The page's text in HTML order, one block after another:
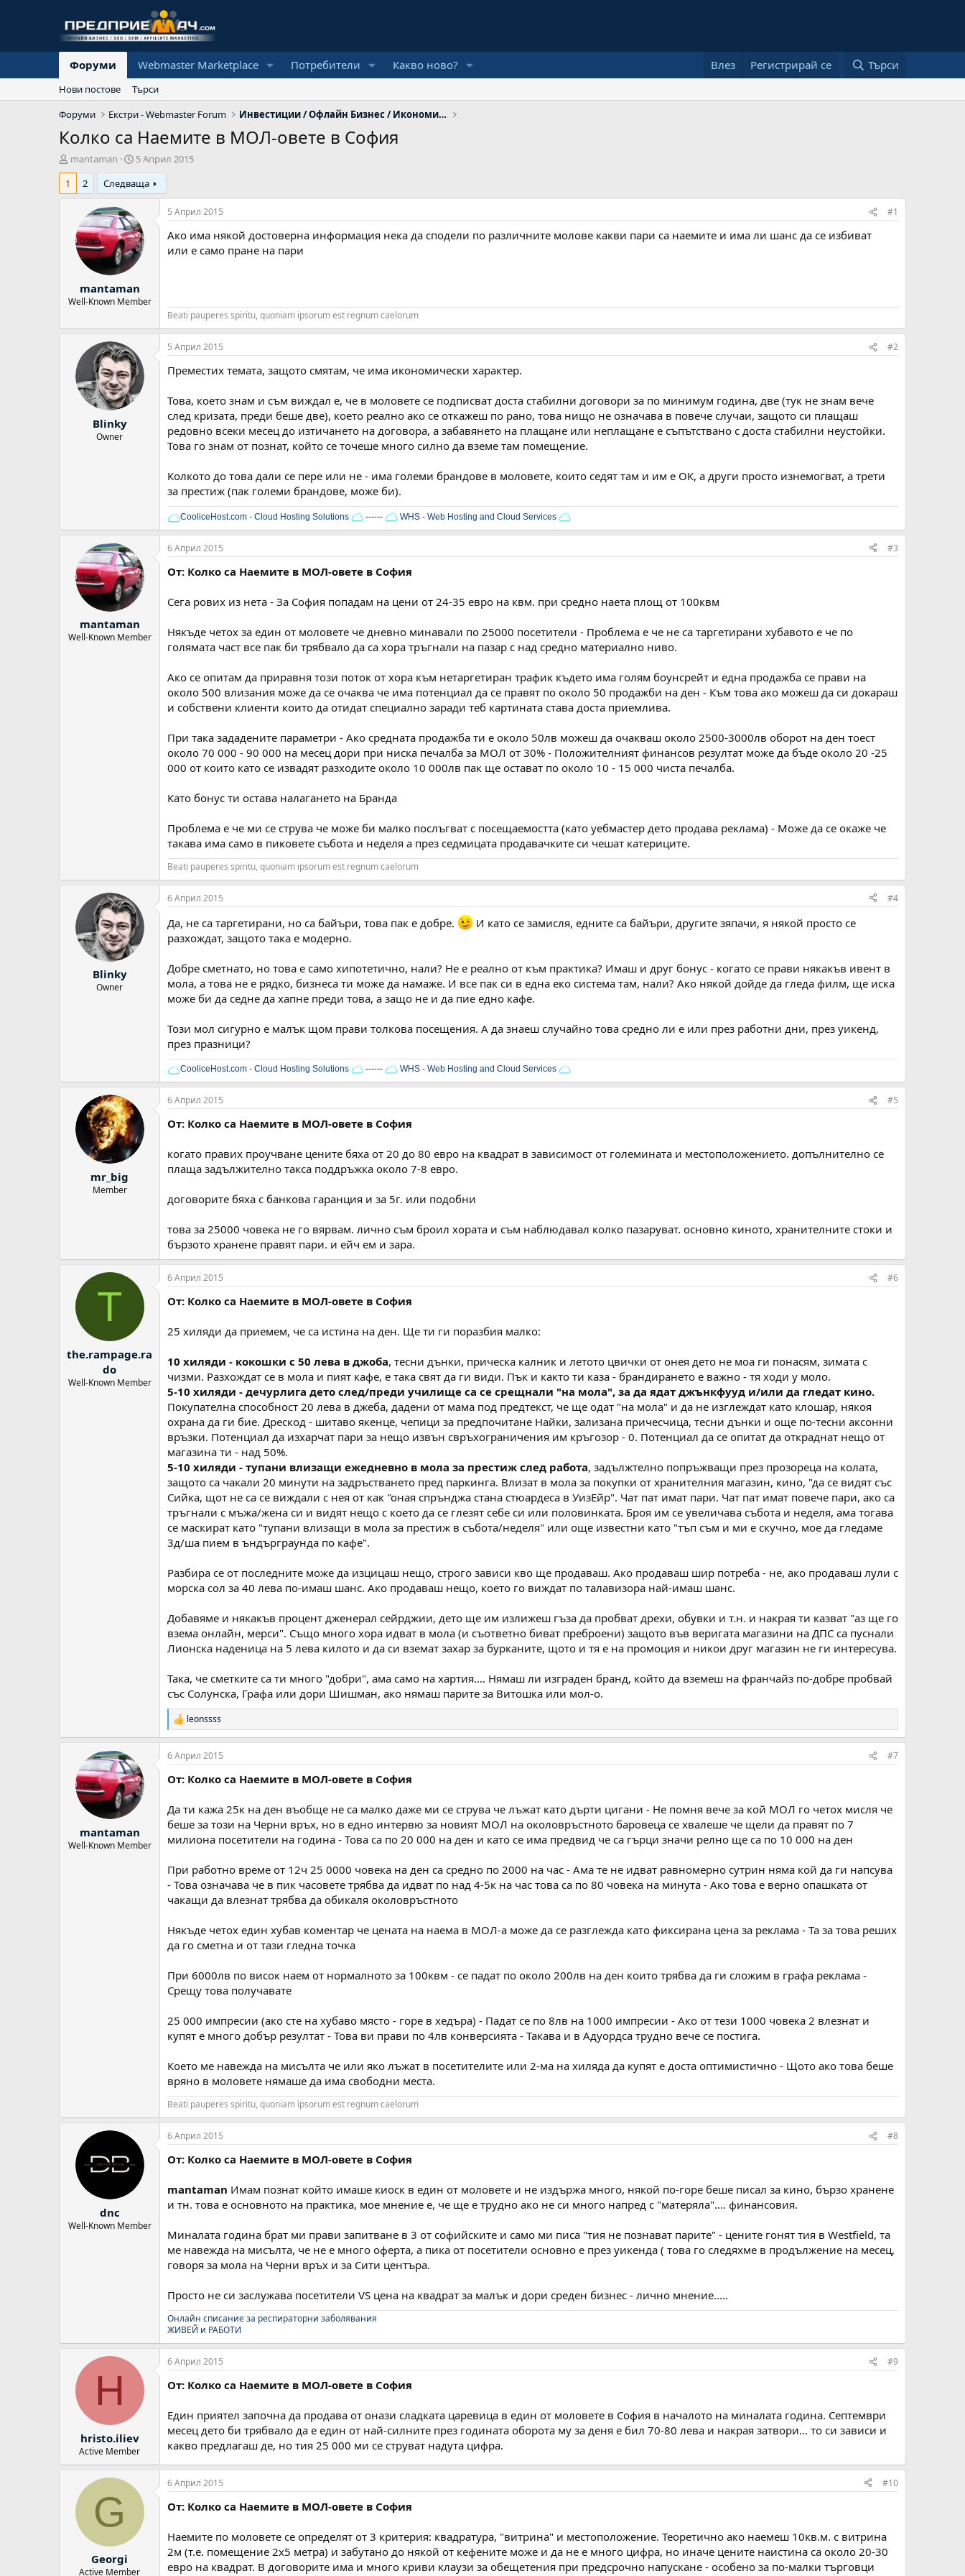
Форуми Webmaster Marketplace Потребители Какво ново? Влез Регистрирай се Търси
Нови постове
Търси
Форуми
Екстри - Webmaster Forum Инвестиции / Офлайн Бизнес / Икономика
Колко са Наемите в МОЛ-овете в София
А
в
о
mantaman
Н
а
ч
а
н
а
д
а
а
5 Април 2015
1
2 Следваща
mantaman
Well-Known Member
5 Април 2015 #1
Ако има някой достоверна информация нека да сподели по различните молове какви пари са наемите и има ли шанс да се избиват
или е само пране на пари
Beati pauperes spiritu, quoniam ipsorum est regnum caelorum
Blinky
Owner
5 Април 2015 #2
Преместих темата, защото смятам, че има икономически характер.
Това, което знам и съм виждал е, че в моловете се подписват доста стабилни договори за по минимум година, две (тук не знам вече
след кризата, преди беше две), което реално ако се откажеш по рано, това нищо не означава в повече случаи, защото си плащаш
редовно всеки месец до изтичането на договора, а забавянето на плащане или неплащане е съпътствано с доста стабилни неустойки.
Това го знам от познат, който се точеше много силно да вземе там помещение.
Колкото до това дали се пере или не - има големи брандове в моловете, които седят там и им е ОК, а други просто изнемогват, а трети
за престиж (пак големи брандове, може би).
CooliceHost.com - Cloud Hosting Solutions ------ WHS - Web Hosting and Cloud Services
mantaman
Well-Known Member
6 Април 2015 #3
От: Колко са Наемите в МОЛ-овете в София
Сега рових из нета - За София попадам на цени от 24-35 евро на квм. при средно наета площ от 100квм
Някъде четох за един от моловете че дневно минавали по 25000 посетители - Проблема е че не са таргетирани хубавото е че по
голямата част все пак би трябвало да са хора тръгнали на пазар с над средно материално ниво.
Ако се опитам да приравня този поток от хора към нетаргетиран трафик където има голям боунсрейт и една продажба се прави на
около 500 влизания може да се очаква че има потенциал да се правят по около 50 продажби на ден - Към това ако можеш да си докараш
и собствени клиенти които да отидат специално заради теб картината става доста приемлива.
При така зададените параметри - Ако средната продажба ти е около 50лв можеш да очакваш около 2500-3000лв оборот на ден тоест
около 70 000 - 90 000 на месец дори при ниска печалба за МОЛ от 30% - Положителният финансов резултат може да бъде около 20 -25
000 от които като се извадят разходите около 10 000лв пак ще остават по около 10 - 15 000 чиста печалба.
Като бонус ти остава налагането на Бранда
Проблема е че ми се струва че може би малко послъгват с посещаемостта (като уебмастер дето продава реклама) - Може да се окаже че
такава има само в пиковете събота и неделя а през седмицата продавачките си чешат катериците.
Beati pauperes spiritu, quoniam ipsorum est regnum caelorum
Blinky
Owner
6 Април 2015 #4
Да, не са таргетирани, но са байъри, това пак е добре.
И като се замисля, едните са байъри, другите зяпачи, я някой просто се
разхождат, защото така е модерно.
Добре сметнато, но това е само хипотетично, нали? Не е реално от към практика? Имаш и друг бонус - когато се прави някакъв ивент в
мола, а това не е рядко, бизнеса ти може да намаже. И все пак си в една еко система там, нали? Ако някой дойде да гледа филм, ще иска
може би да седне да хапне преди това, а защо не и да пие едно кафе.
Този мол сигурно е малък щом прави толкова посещения. А да знаеш случайно това средно ли е или през работни дни, през уикенд,
през празници?
CooliceHost.com - Cloud Hosting Solutions ------ WHS - Web Hosting and Cloud Services
mr_big
Member
6 Април 2015 #5
От: Колко са Наемите в МОЛ-овете в София
когато правих проучване цените бяха от 20 до 80 евро на квадрат в зависимост от големината и местоположението. допълнително се
плаща задължително такса поддръжка около 7-8 евро.
договорите бяха с банкова гаранция и за 5г. или подобни
това за 25000 човека не го вярвам. лично съм броил хората и съм наблюдавал колко пазаруват. основно киното, хранителните стоки и
бързото хранене правят пари. и ейч ем и зара.
T
the.rampage.ra
do
Well-Known Member
6 Април 2015 #6
От: Колко са Наемите в МОЛ-овете в София
25 хиляди да приемем, че са истина на ден. Ще ти ги поразбия малко:
10 хиляди - кокошки с 50 лева в джоба, тесни дънки, прическа калник и летото цвички от онея дето не моа ги понасям, зимата с
чизми. Разхождат се в мола и пият кафе, е така свят да ги види. Пък и както ти каза - брандирането е важно - тя ходи у моло.
5-10 хиляди - дечурлига дето след/преди училище са се срещнали "на мола", за да ядат джънкфууд и/или да гледат кино.
Покупателна способност 20 лева в джеба, дадени от мама под предтекст, че ще одат "на мола" и да не изглеждат като клошар, някоя
охрана да ги бие. Дрескод - шитаво якенце, чепици за предпочитане Найки, зализана причесчица, тесни дънки и още по-тесни аксонни
връзки. Потенциал да изхарчат пари за нещо извън свръхограничения им кръгозор - 0. Потенциал да се опитат да откраднат нещо от
магазина ти - над 50%.
5-10 хиляди - тупани влизащи ежедневно в мола за престиж след работа, задължтелно попръжващи през прозореца на колата,
защото са чакали 20 минути на задръстването пред паркинга. Влизат в мола за покупки от хранителния магазин, кино, "да се видят със
Сийка, щот не са се виждали с нея от как "оная спрънджа стана стюардеса в УизЕйр". Чат пат имат пари. Чат пат имат повече пари, ако са
тръгнали с мъжа/жена си и видят нещо с което да се глезят себе си или половинката. Броя им се увеличава събота и неделя, ама тогава
се маскират като "тупани влизащи в мола за престиж в събота/неделя" или още известни като "тъп съм и ми е скучно, мое да гледаме
3д/ша пием в ъндърграунда по кафе".
Разбира се от последните може да изцицаш нещо, строго зависи кво ще продаваш. Ако продаваш шир потреба - не, ако продаваш лули с
морска сол за 40 лева по-имаш шанс. Ако продаваш нещо, което го виждат по талавизора най-имаш шанс.
Добавяме и някакъв процент дженерал сейрджии, дето ще им излижеш гъза да пробват дрехи, обувки и т.н. и накрая ти казват "аз ще го
взема онлайн, мерси". Също много хора идват в мола (и съответно биват преброени) защото във веригата магазини на ДПС са пуснали
Лионска наденица на 5 лева килото и да си вземат захар за бурканите, щото и тя е на промоция и никои друг магазин не ги интересува.
Така, че сметките са ти много "добри", ама само на хартия.... Нямаш ли изграден бранд, който да вземеш на франчайз по-добре пробвай
със Солунска, Графа или дори Шишман, ако нямаш парите за Витошка или мол-о.
Р
е
а
к
и
:
leonssss
mantaman
Well-Known Member
6 Април 2015 #7
От: Колко са Наемите в МОЛ-овете в София
Да ти кажа 25к на ден въобще не са малко даже ми се струва че лъжат като дърти цигани - Не помня вече за кой МОЛ го четох мисля че
беше за този на Черни връх, но в едно интервю за новият МОЛ на околовръстното баровеца се хвалеше че щели да правят по 7
милиона посетители на година - Това са по 20 000 на ден и като се има предвид че са гърци значи релно ще са по 10 000 на ден
При работно време от 12ч 25 0000 човека на ден са средно по 2000 на час - Ама те не идват равномерно сутрин няма кой да ги напсува
- Това означава че в пик часовете трябва да идват по над 4-5к на час това са по 80 човека на минута - Ако това е верно опашката от
чакащи да влезнат трябва да обикаля околовръстното
Някъде четох един хубав коментар че цената на наема в МОЛ-а може да се разглежда като фиксирана цена за реклама - Та за това реших
да го сметна и от тази гледна точка
При 6000лв по висок наем от нормалното за 100квм - се падат по около 200лв на ден които трябва да ги сложим в графа реклама -
Срещу това получавате
25 000 импресии (ако сте на хубаво място - горе в хедъра) - Падат се по 8лв на 1000 импресии - Ако от тези 1000 човека 2 влезнат и
купят е много добър резултат - Това ви прави по 4лв конверсията - Такава и в Адуордса трудно вече се постига.
Което ме навежда на мисълта че или яко лъжат в посетителите или 2-ма на хиляда да купят е доста оптимистично - Щото ако това беше
вряно в моловете нямаше да има свободни места.
Beati pauperes spiritu, quoniam ipsorum est regnum caelorum
dnc
Well-Known Member
6 Април 2015 #8
От: Колко са Наемите в МОЛ-овете в София
mantaman Имам познат който имаше киоск в един от моловете и не издържа много, някой по-горе беше писал за кино, бързо хранене
и тн. това е основното на практика, мое мнение е, че ще е трудно ако не си много напред с "матеряла".... финансовия.
Миналата година брат ми прави запитване в 3 от софийските и само ми писа "тия не познават парите" - цените гонят тия в Westfield, та
ме навежда на мисълта, че не е много оферта, а пика от посетители основно е през уикенда ( това го следяхме в продължение на месец,
говоря за мола на Черни връх и за Сити центъра.
Просто не си заслужава посетители VS цена на квадрат за малък и дори среден бизнес - лично мнение.....
Онлайн списание за респираторни заболявания
ЖИВЕЙ и РАБОТИ
H
hristo.iliev
Active Member
6 Април 2015 #9
От: Колко са Наемите в МОЛ-овете в София
Един приятел започна да продава от онази сладката царевица в един от моловете в София в началото на миналата година. Септември
месец дето би трябвало да е един от най-силните през годината оборота му за деня е бил 70-80 лева и накрая затвори... то си зависи и
какво предлагаш де, но тия 25 000 ми се струват надута цифра.
G
Georgi
Active Member
6 Април 2015 #10
От: Колко са Наемите в МОЛ-овете в София
Наемите по моловете се определят от 3 критерия: квадратура, "витрина" и местоположение. Теоретично ако наемеш 10кв.м. с витрина
2м (т.е. помещение 2х5 метра) и забутано до някой от кефените може и да не е много цифра, но иначе цените наистина са около 20-30
евро на квадрат. В договорите има и много криви клаузи за обещетения при предсрочно напускане - особено за по-малки търговци